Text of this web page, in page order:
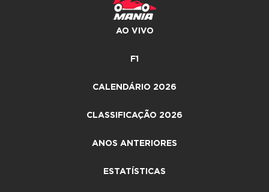
AO VIVO
F1
CALENDÁRIO 2026
CLASSIFICAÇÃO 2026
ANOS ANTERIORES
ESTATÍSTICAS